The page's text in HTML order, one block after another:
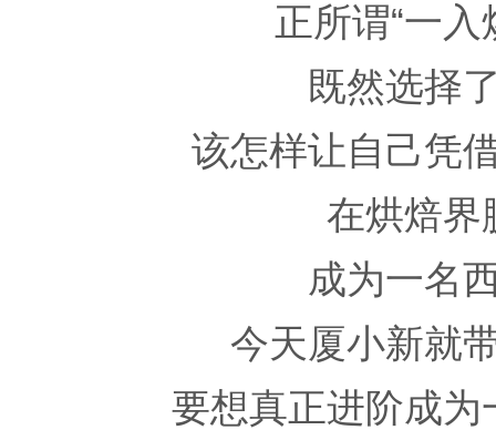
正所谓“一入
既然选择
该怎样让自己凭
在烘焙界
成为一名
今天厦小新就
要想真正进阶成